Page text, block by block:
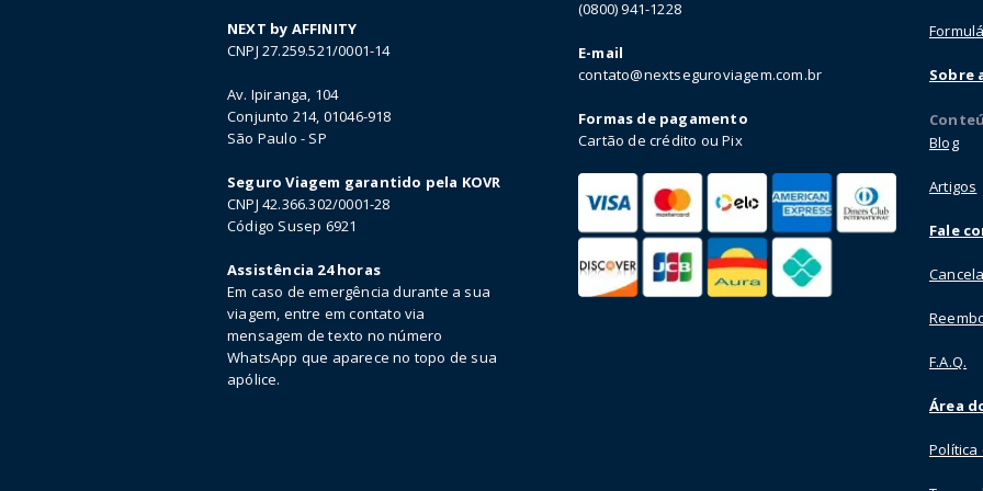
NEXT by AFFINITY
CNPJ 27.259.521/0001-14
Av. Ipiranga, 104
Conjunto 214, 01046-918
São Paulo - SP
Seguro Viagem garantido pela KOVR
CNPJ 42.366.302/0001-28
Código Susep 6921
Assistência 24 horas
Em caso de emergência durante a sua
viagem, entre em contato via
mensagem de texto no número
WhatsApp que aparece no topo de sua
apólice.
(0800) 941-1228
E-mail
contato@nextseguroviagem.com.br
Formas de pagamento
Cartão de crédito ou Pix
Sobre
Blog
Artigos
Fale
F.A.Q.
Área